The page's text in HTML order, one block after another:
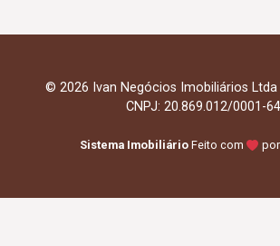
© 2026 Ivan Negócios Imobiliários Ltda
CNPJ: 20.869.012/0001-64
Sistema Imobiliário Feito com por